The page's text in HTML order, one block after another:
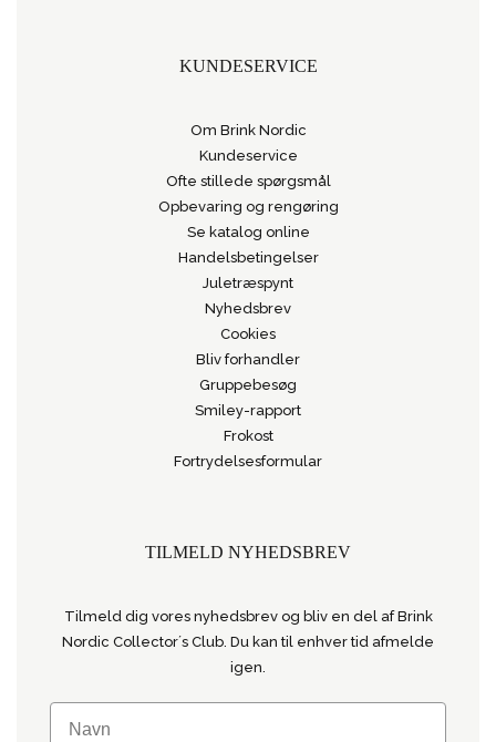
KUNDESERVICE
Om Brink Nordic
Kundeservice
Ofte stillede spørgsmål
Opbevaring og rengøring
Se katalog online
Handelsbetingelser
Juletræspynt
Nyhedsbrev
Cookies
Bliv forhandler
Gruppebesøg
Smiley-rapport
Frokost
Fortrydelsesformular
TILMELD NYHEDSBREV
Tilmeld dig vores nyhedsbrev og bliv en del af Brink
Nordic Collector´s Club. Du kan til enhver tid afmelde
igen.